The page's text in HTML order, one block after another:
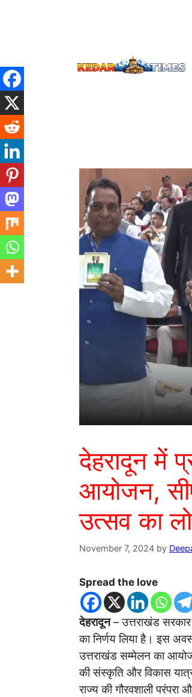
देहरादून में
आयोजन,
उत्सव का
November 7, 2024 by
Spread the love
देहरादून– उत्तराखंड
का निर्णय लिया है। इस
उत्तराखंड सम्मेलन का
की संस्कृति और विकास
राज्य की गौरवशाली